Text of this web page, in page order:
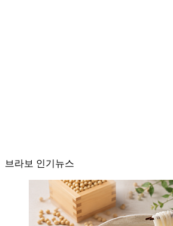
브라보 인기뉴스